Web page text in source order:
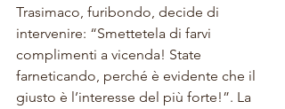
Trasimaco, furibondo, decide di
intervenire: “Smettetela di farvi
complimenti a vicenda! State
farneticando, perché è evidente che il
giusto è l’interesse del più forte!”. La